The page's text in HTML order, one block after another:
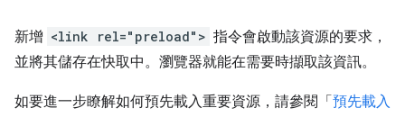
新增 <link rel="preload"> 指令會啟動該資源的要求，
並將其儲存在快取中。瀏覽器就能在需要時擷取該資訊。
如要進一步瞭解如何預先載入重要資源，請參閱「 預先載入